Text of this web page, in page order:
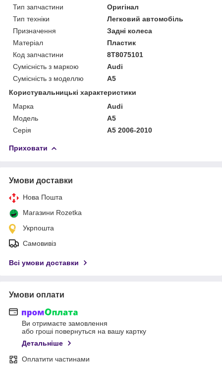
Тип запчастини
Оригінал
Тип техніки
Легковий автомобіль
Призначення
Задні колеса
Матеріал
Пластик
Код запчастини
8T8075101
Сумісність з маркою
Audi
Сумісність з моделлю
A5
Користувальницькі характеристики
Марка
Audi
Модель
A5
Серія
A5 2006-2010
Приховати
Умови доставки
Нова Пошта
Магазини Rozetka
Укрпошта
Самовивіз
Всі умови доставки
Умови оплати
Ви отримаєте замовлення
або гроші повернуться на вашу картку
Детальніше
Оплатити частинами